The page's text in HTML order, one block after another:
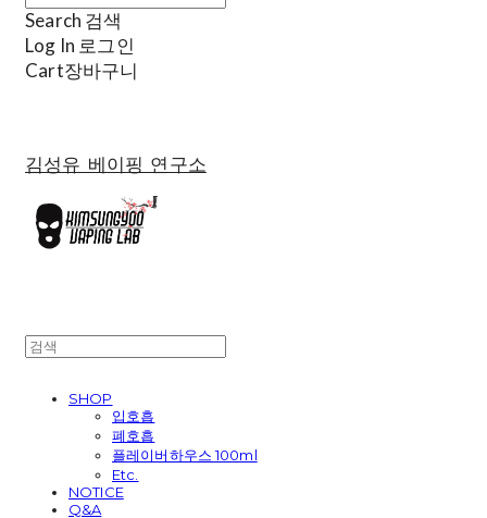
Search 검색
Log In 로그인
Cart장바구니
김성유 베이핑 연구소
SHOP
입호흡
폐호흡
플레이버하우스 100ml
Etc.
NOTICE
Q&A